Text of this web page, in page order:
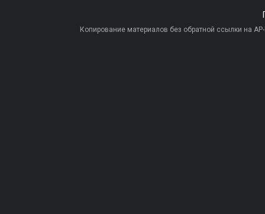
Копирование материалов без обратной ссылки на